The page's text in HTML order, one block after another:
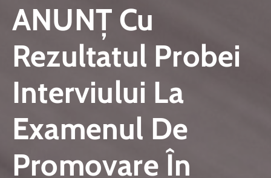
Informații
Interes
Public
Contact
ANUNŢ Cu
Rezultatul Probei
Interviului La
Examenul De
Promovare În